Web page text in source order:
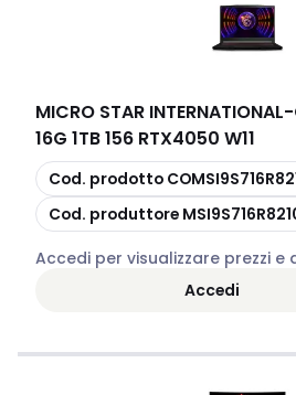
MICRO STAR INTERNATIONAL-
16G 1TB 156 RTX4050 W11
copia
Cod. prodotto
copia
Cod. produttore
Accedi per visualizzare prezzi e
Accedi